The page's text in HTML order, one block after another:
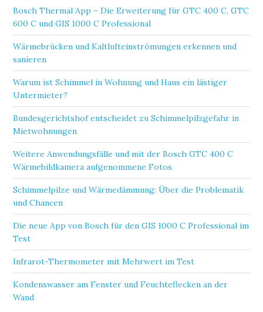
Bosch Thermal App – Die Erweiterung für GTC 400 C, GTC
600 C und GIS 1000 C Professional
Wärmebrücken und Kaltlufteinströmungen erkennen und
sanieren
Warum ist Schimmel in Wohnung und Haus ein lästiger
Untermieter?
Bundesgerichtshof entscheidet zu Schimmelpilzgefahr in
Mietwohnungen
Weitere Anwendungsfälle und mit der Bosch GTC 400 C
Wärmebildkamera aufgenommene Fotos
Schimmelpilze und Wärmedämmung: Über die Problematik
und Chancen
Die neue App von Bosch für den GIS 1000 C Professional im
Test
Infrarot-Thermometer mit Mehrwert im Test
Kondenswasser am Fenster und Feuchteflecken an der
Wand